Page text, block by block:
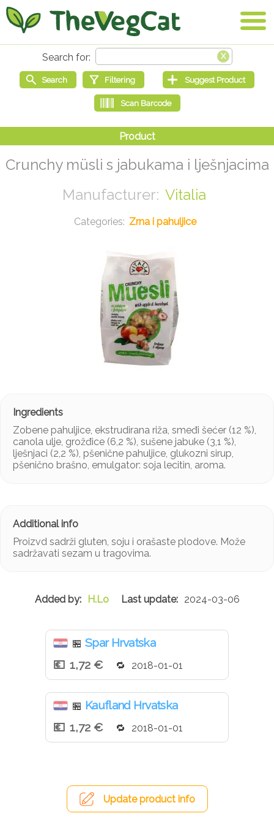
Crunchy müsli s jabukama i lješnjacima
Vitalia
Zrna i pahuljice
Zobene pahuljice, ekstrudirana riža, smeđi šećer (12 %),
canola ulje, grožđice (6,2 %), sušene jabuke (3,1 %),
lješnjaci (2,2 %), pšenične pahuljice, glukozni sirup,
pšenično brašno, emulgator: soja lecitin, aroma.
Proizvd sadrži gluten, soju i orašaste plodove. Može
sadržavati sezam u tragovima.
H.Lo 2024-03-06
🏪 Spar Hrvatska
1,72 €
2018-01-01
🏪 Kaufland Hrvatska
1,72 €
2018-01-01
Update product info